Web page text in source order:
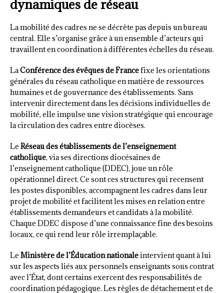
dynamiques de réseau
La mobilité des cadres ne se décrète pas depuis un bureau
central. Elle s’organise grâce à un ensemble d’acteurs qui
travaillent en coordination à différentes échelles du réseau.
LaConférence des évêques de Francefixe les orientations
générales du réseau catholique en matière de ressources
humaines et de gouvernance des établissements. Sans
intervenir directement dans les décisions individuelles de
mobilité, elle impulse une vision stratégique qui encourage
la circulation des cadres entre diocèses.
Le Réseau des établissements de l’enseignement
catholique, via ses directions diocésaines de
l’enseignement catholique (DDEC), joue un rôle
opérationnel direct. Ce sont ces structures qui recensent
les postes disponibles, accompagnent les cadres dans leur
projet de mobilité et facilitent les mises en relation entre
établissements demandeurs et candidats à la mobilité.
Chaque DDEC dispose d’une connaissance fine des besoins
locaux, ce qui rend leur rôle irremplaçable.
Le Ministère de l’Éducation nationaleintervient quant à lui
sur les aspects liés aux personnels enseignants sous contrat
avec l’État, dont certains exercent des responsabilités de
coordination pédagogique. Les règles de détachement et de